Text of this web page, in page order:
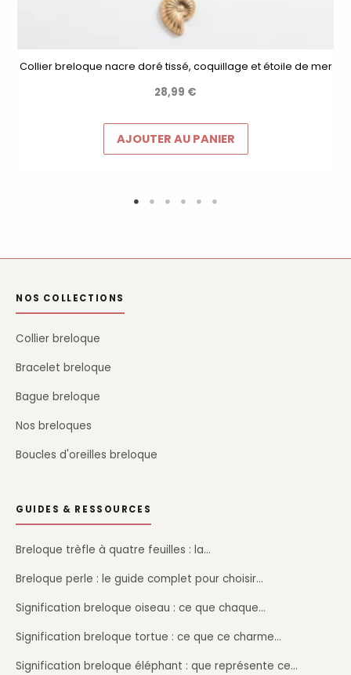
Collier breloque nacre doré tissé, coquillage et étoile de mer
28,99 €
AJOUTER AU PANIER
NOS COLLECTIONS
Collier breloque
Bracelet breloque
Bague breloque
Nos breloques
Boucles d'oreilles breloque
GUIDES & RESSOURCES
Breloque trèfle à quatre feuilles : la…
Breloque perle : le guide complet pour choisir…
Signification breloque oiseau : ce que chaque…
Signification breloque tortue : ce que ce charme…
Signification breloque éléphant : que représente ce…